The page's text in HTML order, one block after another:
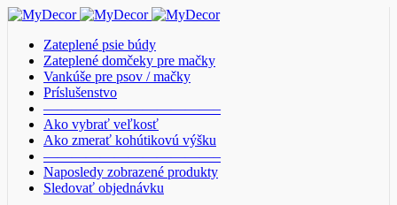
Zateplené psie búdy
Zateplené domčeky pre mačky
Vankúše pre psov / mačky
Príslušenstvo
————————————–
Ako vybrať veľkosť
Ako zmerať kohútikovú výšku
————————————–
Naposledy zobrazené produkty
Sledovať objednávku